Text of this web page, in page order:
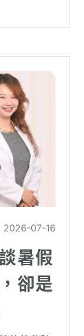
調。
2026-07-16
暑假
卻是